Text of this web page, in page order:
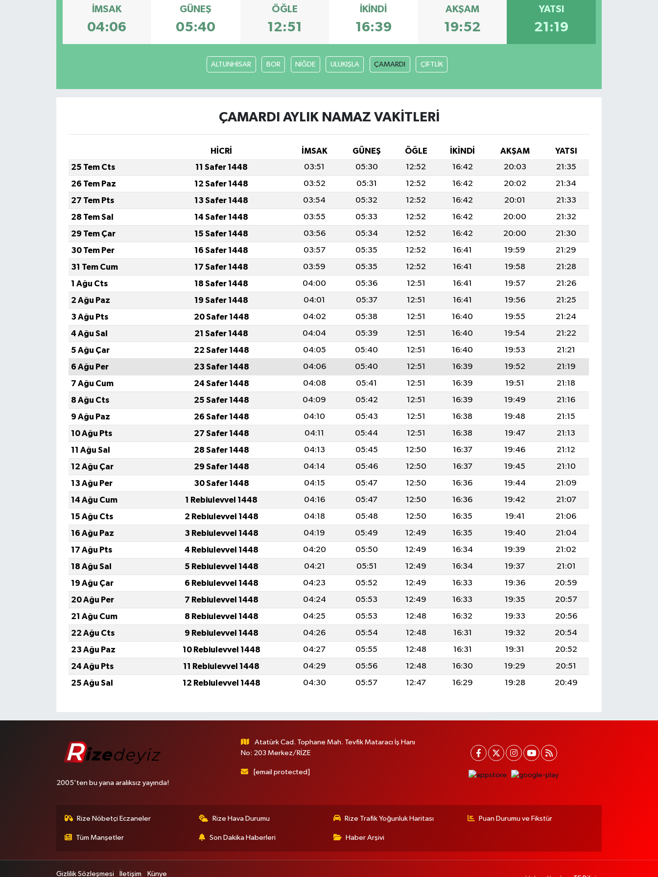
İMSAK
04:06
GÜNEŞ
05:40
ÖĞLE
12:51
İKINDI
16:39
AKŞAM
19:52
YATSI
21:19
ALTUNHİSAR BOR NİĞDE ULUKIŞLA ÇAMARDI ÇİFTLİK
ÇAMARDI AYLIK NAMAZ VAKITLERI
HİCRİ İMSAK GÜNEŞ ÖĞLE İKINDI AKŞAM
YATSI
25 Tem Cts
11 Safer 1448 03:51 05:30 12:52 16:42 20:03
21:35
26 Tem Paz
12 Safer 1448 03:52 05:31 12:52 16:42 20:02
21:34
27 Tem Pts
13 Safer 1448 03:54 05:32 12:52 16:42 20:01
21:33
28 Tem Sal
14 Safer 1448 03:55 05:33 12:52 16:42 20:00
21:32
29 Tem Çar
15 Safer 1448 03:56 05:34 12:52 16:42 20:00
21:30
30 Tem Per
16 Safer 1448 03:57 05:35 12:52 16:41 19:59
21:29
31 Tem Cum
17 Safer 1448 03:59 05:35 12:52 16:41 19:58
21:28
1 Ağu Cts
18 Safer 1448 04:00 05:36 12:51 16:41 19:57
21:26
2 Ağu Paz
19 Safer 1448 04:01 05:37 12:51 16:41 19:56
21:25
3 Ağu Pts
20 Safer 1448 04:02 05:38 12:51 16:40 19:55
21:24
4 Ağu Sal
21 Safer 1448 04:04 05:39 12:51 16:40 19:54
21:22
5 Ağu Çar
22 Safer 1448 04:05 05:40 12:51 16:40 19:53
21:21
6 Ağu Per
23 Safer 1448 04:06 05:40 12:51 16:39 19:52
21:19
7 Ağu Cum
24 Safer 1448 04:08 05:41 12:51 16:39 19:51
21:18
8 Ağu Cts
25 Safer 1448 04:09 05:42 12:51 16:39 19:49
21:16
9 Ağu Paz
26 Safer 1448 04:10 05:43 12:51 16:38 19:48
21:15
10 Ağu Pts
27 Safer 1448 04:11 05:44 12:51 16:38 19:47
21:13
11 Ağu Sal
28 Safer 1448 04:13 05:45 12:50 16:37 19:46
21:12
12 Ağu Çar
29 Safer 1448 04:14 05:46 12:50 16:37 19:45
21:10
13 Ağu Per
30 Safer 1448 04:15 05:47 12:50 16:36 19:44
21:09
14 Ağu Cum
1 Rebiulevvel 1448 04:16 05:47 12:50 16:36 19:42
21:07
15 Ağu Cts
2 Rebiulevvel 1448 04:18 05:48 12:50 16:35 19:41
21:06
16 Ağu Paz
3 Rebiulevvel 1448 04:19 05:49 12:49 16:35 19:40
21:04
17 Ağu Pts
4 Rebiulevvel 1448 04:20 05:50 12:49 16:34 19:39
21:02
18 Ağu Sal
5 Rebiulevvel 1448 04:21 05:51 12:49 16:34 19:37
21:01
19 Ağu Çar
6 Rebiulevvel 1448 04:23 05:52 12:49 16:33 19:36
20:59
20 Ağu Per
7 Rebiulevvel 1448 04:24 05:53 12:49 16:33 19:35
20:57
21 Ağu Cum
8 Rebiulevvel 1448 04:25 05:53 12:48 16:32 19:33
20:56
22 Ağu Cts
9 Rebiulevvel 1448 04:26 05:54 12:48 16:31 19:32
20:54
23 Ağu Paz
10 Rebiulevvel 1448 04:27 05:55 12:48 16:31 19:31
20:52
24 Ağu Pts
11 Rebiulevvel 1448 04:29 05:56 12:48 16:30 19:29
20:51
25 Ağu Sal
12 Rebiulevvel 1448 04:30 05:57 12:47 16:29 19:28 20:49
2005'ten bu yana aralıksız yayında!
Atatürk Cad. Tophane Mah. Tevfik Mataracı İş Hanı
No: 203 Merkez/RİZE
[email protected]
Rize Nöbetçi Eczaneler Rize Hava Durumu Rize Trafik Yoğunluk Haritası Puan Durumu ve Fikstür
Tüm Manşetler Son Dakika Haberleri Haber Arşivi
Gizlilik Sözleşmesi İletişim Künye